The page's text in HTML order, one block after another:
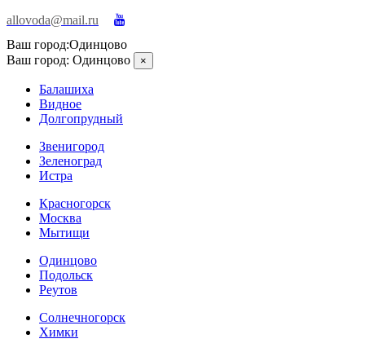
allovoda@mail.ru
Ваш город:Одинцово
Ваш город: Одинцово ×
Балашиха
Видное
Долгопрудный
Звенигород
Зеленоград
Истра
Красногорск
Москва
Мытищи
Одинцово
Подольск
Реутов
Солнечногорск
Химки